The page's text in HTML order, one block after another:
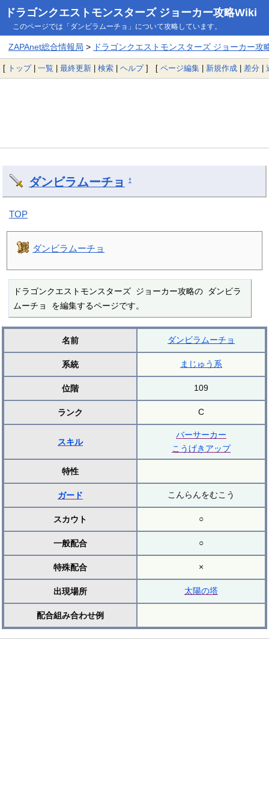
ドラゴンクエストモンスターズ ジョーカー攻略Wiki
このページでは「ダンビラムーチョ」について攻略しています。
ZAPAnet総合情報局 > ドラゴンクエストモンスターズ ジョーカー攻
[ トップ| 一覧 | 最終更新 | 検索 | ヘルプ] [ ページ編集 | 新規作成 | 差分 |
ダンビラムーチョ †
TOP
ダンビラムーチョ
ドラゴンクエストモンスターズ ジョーカー攻略の ダンビラ
ムーチョ を編集するページです。
名前 ダンビラムーチョ
系統 まじゅう系
位階 109
ランク C
スキル
バーサーカー
こうげきアップ
特性
ガード こんらんをむこう
スカウト ○
一般配合 ○
特殊配合 ×
出現場所 太陽の塔
配合組み合わせ例